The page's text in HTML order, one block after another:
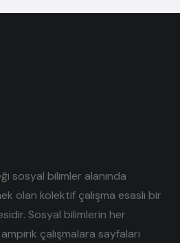
sosyal bilimler alanında
olan kolektif çalışma esaslı bir
Sosyal bilimlerin her
çalışmalara sayfaları